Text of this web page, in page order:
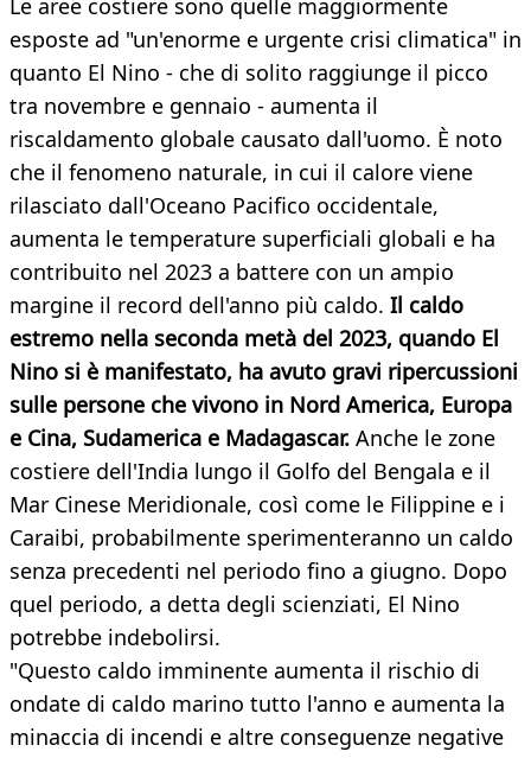
Le aree costiere sono quelle maggiormente
esposte ad "un'enorme e urgente crisi climatica" in
quanto El Nino - che di solito raggiunge il picco
tra novembre e gennaio - aumenta il
riscaldamento globale causato dall'uomo. È noto
che il fenomeno naturale, in cui il calore viene
rilasciato dall'Oceano Pacifico occidentale,
aumenta le temperature superficiali globali e ha
contribuito nel 2023 a battere con un ampio
margine il record dell'anno più caldo. Il caldo
estremo nella seconda metà del 2023, quando El
Nino si è manifestato, ha avuto gravi ripercussioni
sulle persone che vivono in Nord America, Europa
e Cina, Sudamerica e Madagascar. Anche le zone
costiere dell'India lungo il Golfo del Bengala e il
Mar Cinese Meridionale, così come le Filippine e i
Caraibi, probabilmente sperimenteranno un caldo
senza precedenti nel periodo fino a giugno. Dopo
quel periodo, a detta degli scienziati, El Nino
potrebbe indebolirsi.
"Questo caldo imminente aumenta il rischio di
ondate di caldo marino tutto l'anno e aumenta la
minaccia di incendi e altre conseguenze negative